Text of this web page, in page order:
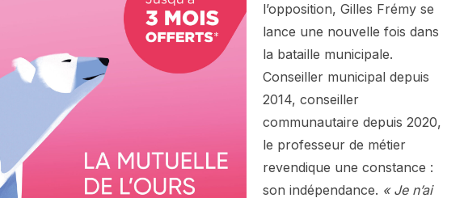
l’opposition, Gilles Frémy se
lance une nouvelle fois dans
la bataille municipale.
Conseiller municipal depuis
2014, conseiller
communautaire depuis 2020,
le professeur de métier
revendique une constance :
son indépendance. « Je n’ai